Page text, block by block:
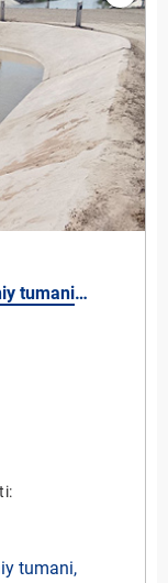
tumani
mikro
tumani,